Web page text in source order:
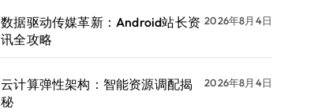
数据驱动传媒革新：Android站长资
讯全攻略
2026年8月4日
云计算弹性架构：智能资源调配揭
秘
2026年8月4日